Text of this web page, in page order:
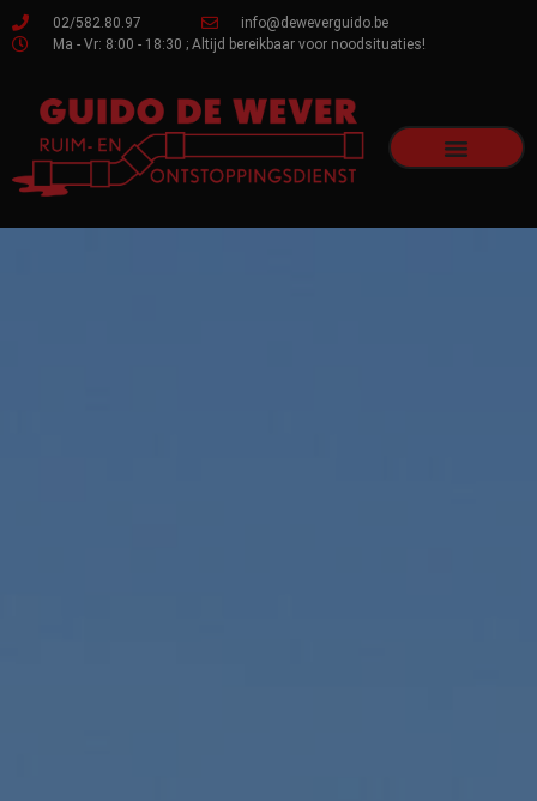
02/582.80.97
info@deweverguido.be
Ma - Vr: 8:00 - 18:30 ; Altijd bereikbaar voor noodsituaties!